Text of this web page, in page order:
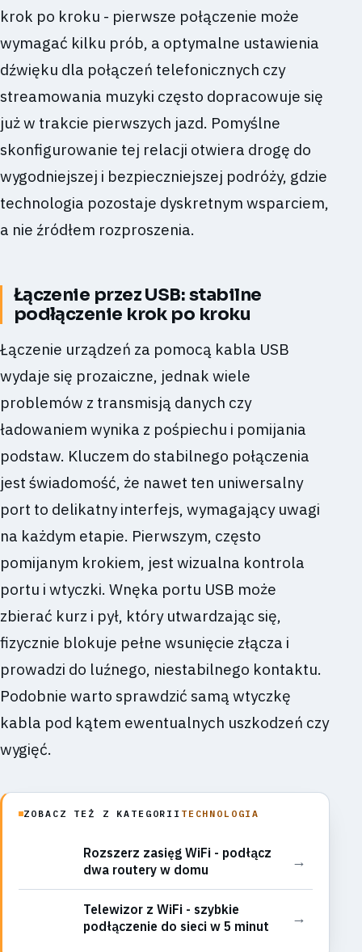
krok po kroku - pierwsze połączenie może
wymagać kilku prób, a optymalne ustawienia
dźwięku dla połączeń telefonicznych czy
streamowania muzyki często dopracowuje się
już w trakcie pierwszych jazd. Pomyślne
skonfigurowanie tej relacji otwiera drogę do
wygodniejszej i bezpieczniejszej podróży, gdzie
technologia pozostaje dyskretnym wsparciem,
a nie źródłem rozproszenia.
Łączenie przez USB: stabilne
podłączenie krok po kroku
Łączenie urządzeń za pomocą kabla USB
wydaje się prozaiczne, jednak wiele
problemów z transmisją danych czy
ładowaniem wynika z pośpiechu i pomijania
podstaw. Kluczem do stabilnego połączenia
jest świadomość, że nawet ten uniwersalny
port to delikatny interfejs, wymagający uwagi
na każdym etapie. Pierwszym, często
pomijanym krokiem, jest wizualna kontrola
portu i wtyczki. Wnęka portu USB może
zbierać kurz i pył, który utwardzając się,
fizycznie blokuje pełne wsunięcie złącza i
prowadzi do luźnego, niestabilnego kontaktu.
Podobnie warto sprawdzić samą wtyczkę
kabla pod kątem ewentualnych uszkodzeń czy
wygięć.
ZOBACZ TEŻ Z KATEGORII TECHNOLOGIA
Rozszerz zasięg WiFi - podłącz
dwa routery w domu
→
Telewizor z WiFi - szybkie
podłączenie do sieci w 5 minut
→